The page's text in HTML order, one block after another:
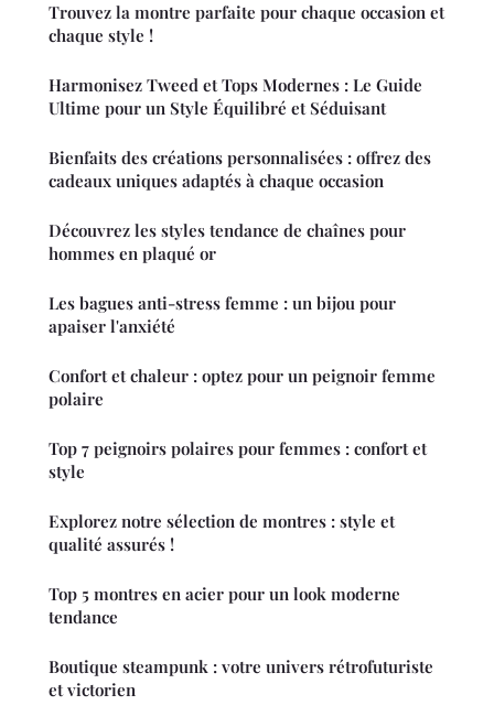
Trouvez la montre parfaite pour chaque occasion et
chaque style !
Harmonisez Tweed et Tops Modernes : Le Guide
Ultime pour un Style Équilibré et Séduisant
Bienfaits des créations personnalisées : offrez des
cadeaux uniques adaptés à chaque occasion
Découvrez les styles tendance de chaînes pour
hommes en plaqué or
Les bagues anti-stress femme : un bijou pour
apaiser l'anxiété
Confort et chaleur : optez pour un peignoir femme
polaire
Top 7 peignoirs polaires pour femmes : confort et
style
Explorez notre sélection de montres : style et
qualité assurés !
Top 5 montres en acier pour un look moderne
tendance
Boutique steampunk : votre univers rétrofuturiste
et victorien